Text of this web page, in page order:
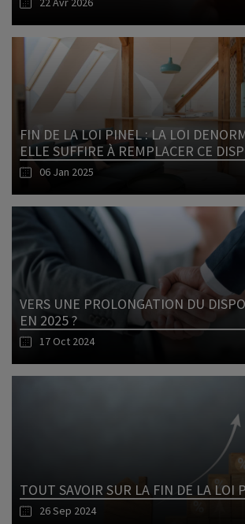
FIN DE LA LOI PINEL : LA LOI
ELLE SUFFIRE À REMPLACER CE
06 Jan 2025
VERS UNE PROLONGATION DU
EN 2025 ?
17 Oct 2024
TOUT SAVOIR SUR LA FIN DE LA LOI
26 Sep 2024